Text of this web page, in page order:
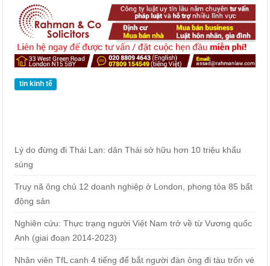
tin kinh tế
Lý do đừng đi Thái Lan: dân Thái sở hữu hơn 10 triệu khẩu
súng
Truy nã ông chủ 12 doanh nghiệp ở London, phong tỏa 85 bất
động sản
Nghiên cứu: Thực trạng người Việt Nam trở về từ Vương quốc
Anh (giai đoạn 2014-2023)
Nhân viên TfL canh 4 tiếng để bắt người đàn ông đi tàu trốn vé